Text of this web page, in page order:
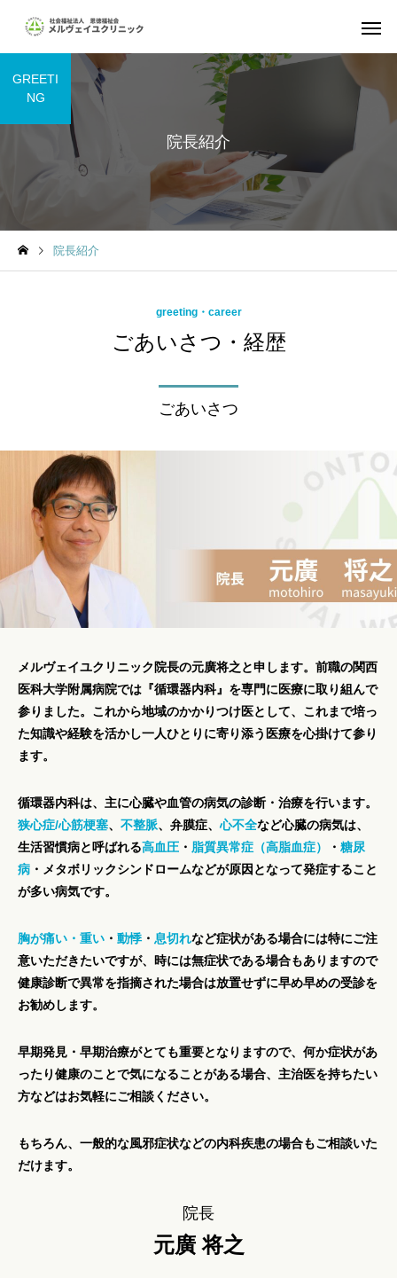
院長紹介
GREETI
NG
院長紹介
greeting・career
ごあいさつ・経歴
ごあいさつ
メルヴェイユクリニック院長の元廣将之と申します。前職の関西
医科大学附属病院では『循環器内科』を専門に医療に取り組んで
参りました。これから地域のかかりつけ医として、これまで培っ
た知識や経験を活かし一人ひとりに寄り添う医療を心掛けて参り
ます。
循環器内科は、主に心臓や血管の病気の診断・治療を行います。
狭心症/心筋梗塞、 不整脈、弁膜症、 心不全など心臓の病気は、
生活習慣病と呼ばれる高血圧 ・ 脂質異常症（高脂血症） ・ 糖尿
病 ・メタボリックシンドロームなどが原因となって発症すること
が多い病気です。
胸が痛い・重い ・ 動悸・ 息切れなど症状がある場合には特にご注
意いただきたいですが、時には無症状である場合もありますので
健康診断で異常を指摘された場合は放置せずに早め早めの受診を
お勧めします。
早期発見・早期治療がとても重要となりますので、何か症状があ
ったり健康のことで気になることがある場合、主治医を持ちたい
方などはお気軽にご相談ください。
もちろん、一般的な風邪症状などの内科疾患の場合もご相談いた
だけます。
院長
元廣 将之